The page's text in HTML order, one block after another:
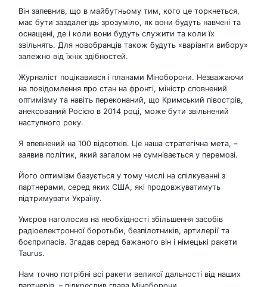
Він запевнив, що в майбутньому тим, кого це торкнеться,
має бути заздалегідь зрозуміло, як вони будуть навчені та
оснащені, де і коли вони будуть служити та коли їх
звільнять. Для новобранців також будуть «варіанти вибору»
залежно від їхніх здібностей.
Журналіст поцікавився і планами Міноборони. Незважаючи
на повідомлення про стан на фронті, міністр сповнений
оптимізму та навіть переконаний, що Кримський півострів,
анексований Росією в 2014 році, може бути звільнений
наступного року.
Я впевнений на 100 відсотків. Це наша стратегічна мета, –
заявив політик, який загалом не сумнівається у перемозі.
Його оптимізм базується у тому числі на спілкуванні з
партнерами, серед яких США, які продовжуватимуть
підтримувати Україну.
Умєров наголосив на необхідності збільшення засобів
радіоелектронної боротьби, безпілотників, артилерії та
боєприпасів. Згадав серед бажаного він і німецькі ракети
Taurus.
Нам точно потрібні всі ракети великої дальності від наших